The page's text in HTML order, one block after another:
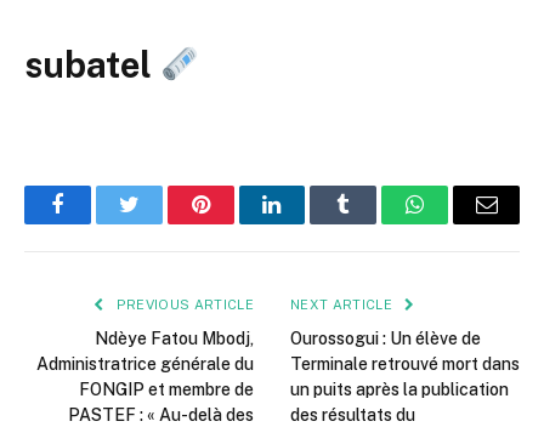
subatel
FacebookTwitter PinterestLinkedInTumblr WhatsAppEmail
PREVIOUS ARTICLE
Ndèye Fatou Mbodj,
Administratrice générale du
FONGIP et membre de
PASTEF : « Au-delà des
NEXT ARTICLE
Ourossogui : Un élève de
Terminale retrouvé mort dans
un puits après la publication
des résultats du